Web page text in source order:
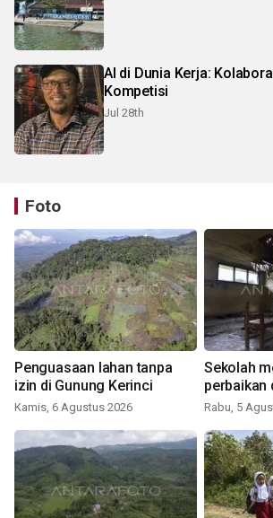
Al di Dunia Kerja:
Kompetisi
Jul 28th
Foto
Penguasaan lahan tanpa
izin di Gunung Kerinci
Kamis, 6 Agustus 2026
Sekolah
perbaikan
Rabu, 5